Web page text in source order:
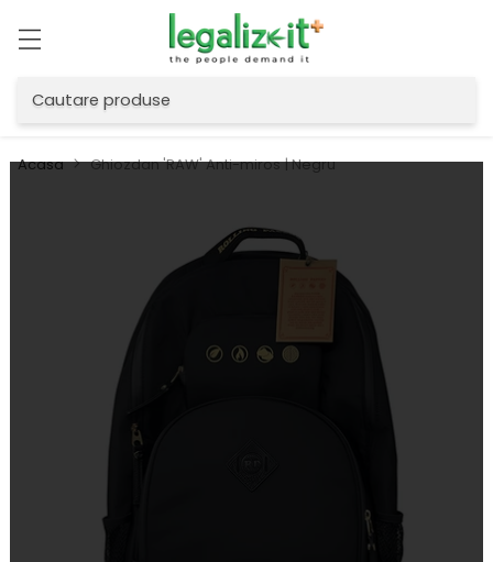
Cautare produse
Acasa Ghiozdan 'RAW' Anti-miros | Negru